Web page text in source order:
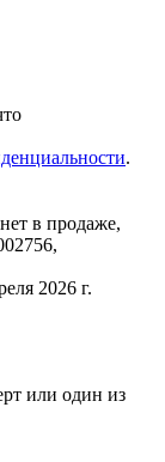
.
в продаже,
2026 г.
или один из